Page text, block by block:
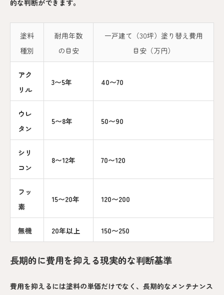
的な判断ができます。
塗料
種別
耐用年数
の目安
一戸建て（30坪）塗り替え費用
目安（万円）
アク
リル
3〜5年 40〜70
ウレ
タン
5〜8年 50〜90
シリ
コン
8〜12年 70〜120
フッ
素
15〜20年 120〜200
無機 20年以上 150〜250
長期的に費用を抑える現実的な判断基準
費用を抑えるには塗料の単価だけでなく、長期的なメンテナンス